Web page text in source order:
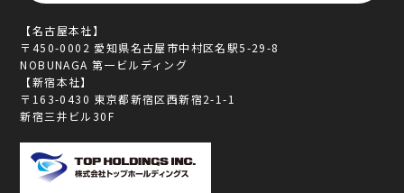
【名古屋本社】
〒450-0002 愛知県名古屋市中村区名駅5-29-8
NOBUNAGA 第一ビルディング
【新宿本社】
〒163-0430 東京都新宿区西新宿2-1-1
新宿三井ビル30F